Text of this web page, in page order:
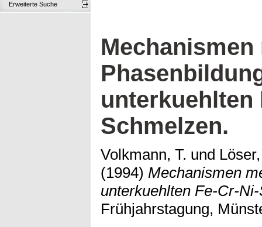
Erweiterte Suche
unterkuehlten
Schmelzen.
Volkmann, T. und
(1994) Mechanismen
unterkuehlten Fe-Cr-
Frühjahrstagung,